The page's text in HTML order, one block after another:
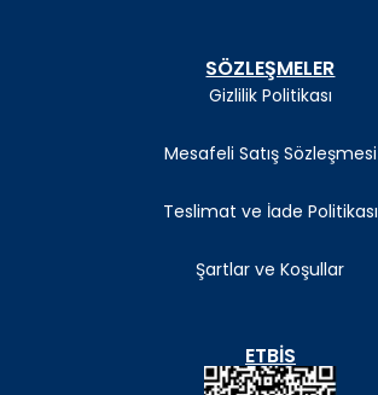
SÖZLEŞMELER
Gizlilik Politikası
Mesafeli Satış Sözleşmesi
Teslimat ve İade Politikası
Şartlar ve Koşullar
ETBIS